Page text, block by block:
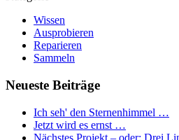
Wissen
Ausprobieren
Reparieren
Sammeln
Neueste Beiträge
Ich seh' den Sternenhimmel …
Jetzt wird es ernst …
Nächstes Projekt – oder: Drei